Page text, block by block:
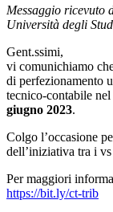
Messaggio ricevuto
Università degli
Gent.ssimi,
vi comunichiamo
di perfezionamento
tecnico-contabile
giugno 2023.
Colgo l’occasione
dell’iniziativa tra i
Per maggiori
https://bit.ly/ct-trib